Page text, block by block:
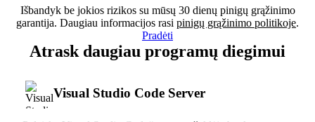
Išbandyk be jokios rizikos su mūsų 30 dienų pinigų grąžinimo
garantija. Daugiau informacijos rasi pinigų grąžinimo politikoje.
Pradėti
Atrask daugiau programų diegimui
Visual Studio Code Server